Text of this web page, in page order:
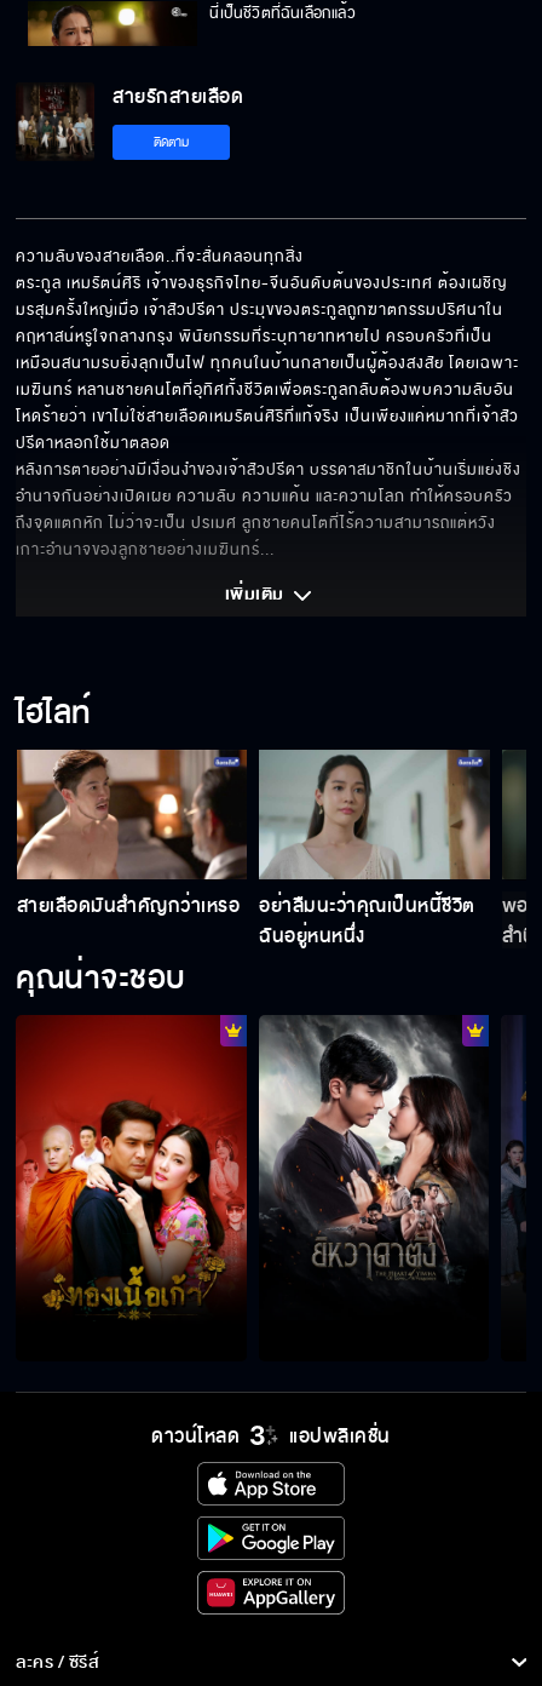
นี่เป็นชีวิตที่ฉันเลือกแล้ว
คืนลูกสาวกูมาเดี๋ยวนี้
เธอชวนฉันเข้าบ้านเหรอ
คุณก็แค่พวกบ้าสายเลือด
ตอนนี้แกมีทุกอย่างแล้ว
ต้องการเอาตัวรอดไม่ใช่เหรอ
ไม่ได้คิดจะแย่งอะไรอยู่แล้ว
ไม่มีอะไรหนุนหลังมันแล้ว
แกสู้มันไม่ได้หรอก
สายรักสายเลือด
ติดตาม
ความลับของสายเลือด..ที่จะสั่นคลอนทุกสิ่ง
ตระกูล เหมรัตน์ศิริ เจ้าของธุรกิจไทย-จีนอันดับต้นของประเทศ ต้องเผชิญ
มรสุมครั้งใหญ่เมื่อ เจ้าสัวปรีดา ประมุขของตระกูลถูกฆาตกรรมปริศนาใน
คฤหาสน์หรูใจกลางกรุง พินัยกรรมที่ระบุทายาทหายไป ครอบครัวที่เป็น
เหมือนสนามรบยิ่งลุกเป็นไฟ ทุกคนในบ้านกลายเป็นผู้ต้องสงสัย โดยเฉพาะ
เมฆินทร์ หลานชายคนโตที่อุทิศทั้งชีวิตเพื่อตระกูลกลับต้องพบความลับอัน
โหดร้ายว่า เขาไม่ใช่สายเลือดเหมรัตน์ศิริที่แท้จริง เป็นเพียงแค่หมากที่เจ้าสัว
ปรีดาหลอกใช้มาตลอด
หลังการตายอย่างมีเงื่อนงำของเจ้าสัวปรีดา บรรดาสมาชิกในบ้านเริ่มแย่งชิง
อำนาจกันอย่างเปิดเผย ความลับ ความแค้น และความโลภ ทำให้ครอบครัว
ถึงจุดแตกหัก ไม่ว่าจะเป็น ปรเมศ ลูกชายคนโตที่ไร้ความสามารถแต่หวัง
เกาะอำนาจของลูกชายอย่างเมฆินทร์...
เพิ่มเติม
ไฮไลท์
สายเลือดมันสำคัญกว่าเหรอ
อย่าลืมนะว่าคุณเป็นหนี้ชีวิต
ฉันอยู่หนหนึ่ง
พอไ
สำนึ
คุณน่าจะชอบ
ดาวน์โหลด แอปพลิเคชั่น
ละคร / ซีรีส์